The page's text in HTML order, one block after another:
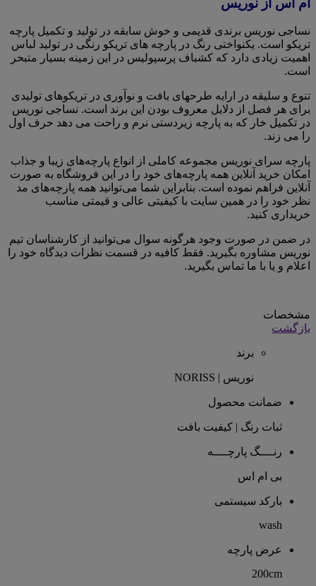
نساجی نوریس برندی قدیمی و خوش سابقه در تولید و تکمیل پارچه
تریکو است. یکنواختی رنگ در پارچه های تریکو رنگی در تولید لباس
اهمیت زیادی دارد که کشباف پرسپولیس در این زمینه بسیار متبحر
است.
تنوع و سلیقه در ارایه طرحهای بافت و نوآوری در تریکوهای تولیدی
برای هر فصل از دلایل معروف بودن این برند است. نساجی نوریس
در تکمیل خار که به پارچه زیردستی نرم و راحت می دهد حرف اول
را می زند.
پارچه سرای نوریس مجموعه کاملی از انواع پارچه‌های زیبا و جذاب
امکان خرید آنلاین همه پارچه‌های خود را در این فروشگاه به صورت
آنلاین فراهم نموده است. بنابراین شما می‌توانید همه پارچه‌های مد
نظر خود را در همین سایت با کیفیتی عالی و قیمتی مناسب
خریداری کنید.
در ضمن در صورت وجود هرگونه سوال می‌توانید از کارشناسان تیم
نوریس مشاوره بگیرید. فقط کافیه در قسمت نظرات دیدگاه خود را
اعلام و یا با ما تماس بگیرید.
مشخصات
بازگشت
برند
نوریس | NORISS
ضمانت محصول
ثبات رنگ | کیفیت بافت
رنــــگ پارچــــه
بی ام اس
بارکد سیستمی
wash
عرض پارچه
200cm